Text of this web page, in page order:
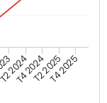
2024
T4 2024T2 2025T4 2025